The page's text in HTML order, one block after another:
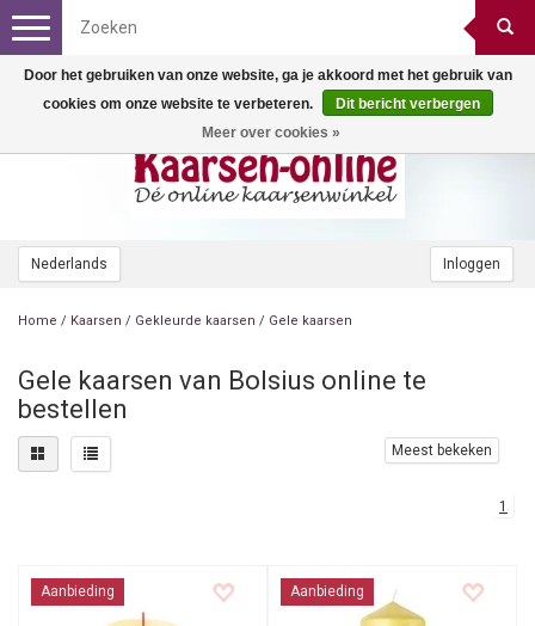
Nederlands Inloggen
Toggle
navigation
Home / Kaarsen / Gekleurde kaarsen / Gele kaarsen
Gele kaarsen van Bolsius online te
bestellen
Meest bekeken
1
Aanbieding Aanbieding
Door het gebruiken van onze website, ga je akkoord met het gebruik van
cookies om onze website te verbeteren.
Dit bericht verbergen
Meer over cookies »